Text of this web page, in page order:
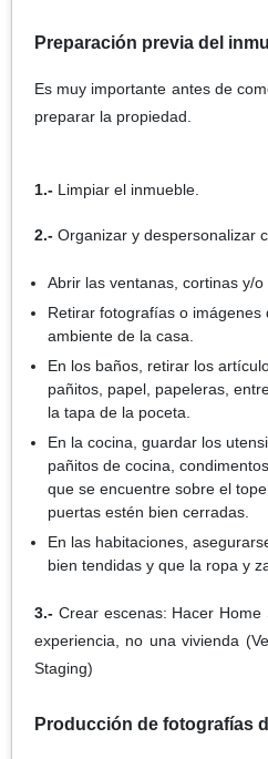
Preparación previa del
Es muy importante antes de
preparar la propiedad.
1.- Limpiar el inmueble.
2.- Organizar y despersonalizar
Abrir las ventanas, cortinas y/
Retirar fotografías o imágenes
ambiente de la casa.
En los baños, retirar los
pañitos, papel, papeleras,
la tapa de la poceta.
En la cocina, guardar los
pañitos de cocina,
que se encuentre sobre el
puertas estén bien cerradas.
En las habitaciones,
bien tendidas y que la ropa y
3.- Crear escenas: Hacer
experiencia, no una vivienda
Staging)
Producción de fotografías